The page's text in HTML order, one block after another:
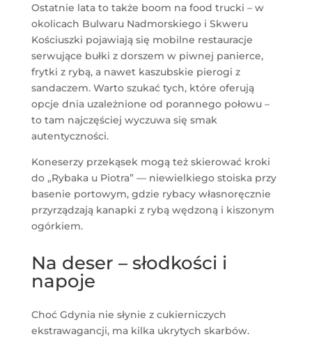
Ostatnie lata to także boom na food trucki – w
okolicach Bulwaru Nadmorskiego i Skweru
Kościuszki pojawiają się mobilne restauracje
serwujące bułki z dorszem w piwnej panierce,
frytki z rybą, a nawet kaszubskie pierogi z
sandaczem. Warto szukać tych, które oferują
opcje dnia uzależnione od porannego połowu –
to tam najczęściej wyczuwa się smak
autentyczności.
Koneserzy przekąsek mogą też skierować kroki
do „Rybaka u Piotra” — niewielkiego stoiska przy
basenie portowym, gdzie rybacy własnoręcznie
przyrządzają kanapki z rybą wędzoną i kiszonym
ogórkiem.
Na deser – słodkości i
napoje
Choć Gdynia nie słynie z cukierniczych
ekstrawagancji, ma kilka ukrytych skarbów.